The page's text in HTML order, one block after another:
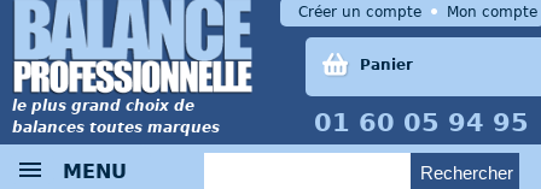
le plus grand choix de
balances toutes marques
01 60 05 94 95
Panier
Créer un compte Mon compte
MENU